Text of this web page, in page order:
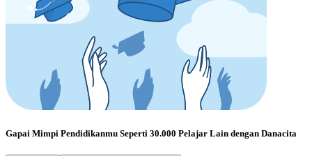
Gapai Mimpi Pendidikanmu Seperti 30.000 Pelajar Lain dengan Danacita